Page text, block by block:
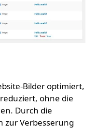
Bilder optimiert,
ohne die
Durch die
zur Verbesserung